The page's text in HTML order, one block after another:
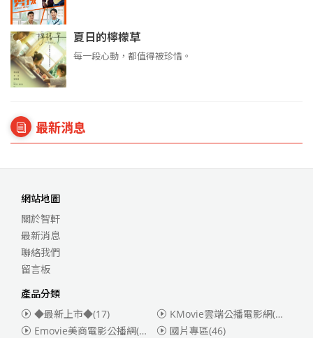
夏日的檸檬草
每一段心動，都值得被珍惜。
最新消息
網站地圖
關於智軒
最新消息
聯絡我們
留言板
產品分類
◆最新上市◆(17)
KMovie雲端公播電影網(迪士尼、福斯、索尼)
Emovie美商電影公播網(華納)
(186)
國片專區(46)